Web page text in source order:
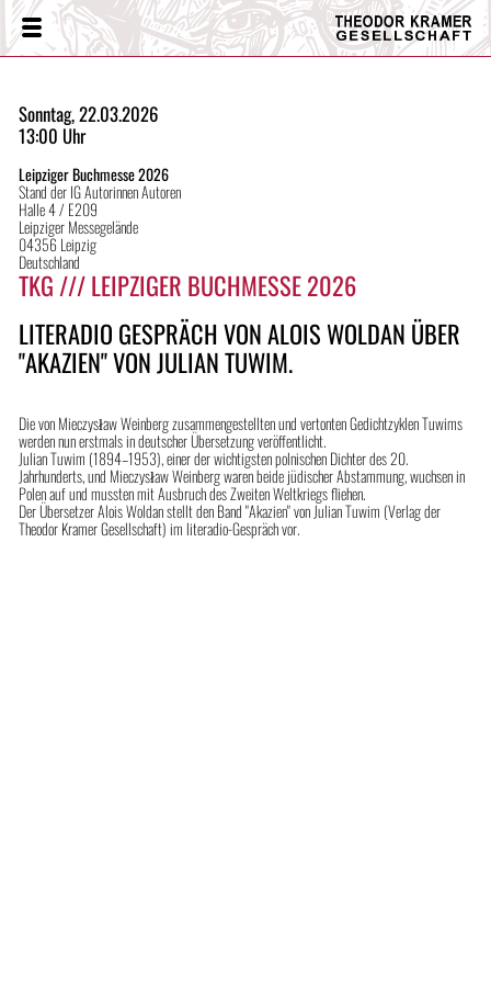
Theodor
Kramer
Menü
Sonntag, 22.03.2026
13:00 Uhr
Leipziger Buchmesse 2026
Stand der IG Autorinnen Autoren
Halle 4 / E209
Leipziger Messegelände
04356 Leipzig
Deutschland
TKG /// LEIPZIGER BUCHMESSE 2026
LITERADIO GESPRÄCH VON ALOIS WOLDAN ÜBER
"AKAZIEN" VON JULIAN TUWIM.
Die von Mieczysław Weinberg zusammengestellten und vertonten Gedichtzyklen Tuwims
werden nun erstmals in deutscher Übersetzung veröffentlicht.
Julian Tuwim (1894–1953), einer der wichtigsten polnischen Dichter des 20.
Jahrhunderts, und Mieczysław Weinberg waren beide jüdischer Abstammung, wuchsen in
Polen auf und mussten mit Ausbruch des Zweiten Weltkriegs fliehen.
Der Übersetzer Alois Woldan stellt den Band "Akazien" von Julian Tuwim (Verlag der
Theodor Kramer Gesellschaft) im literadio-Gespräch vor.